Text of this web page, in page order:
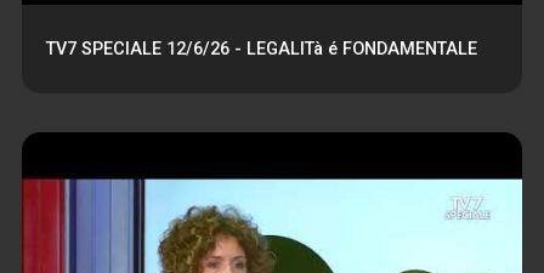
TV7 SPECIALE 12/6/26 - LEGALITà é FONDAMENTALE